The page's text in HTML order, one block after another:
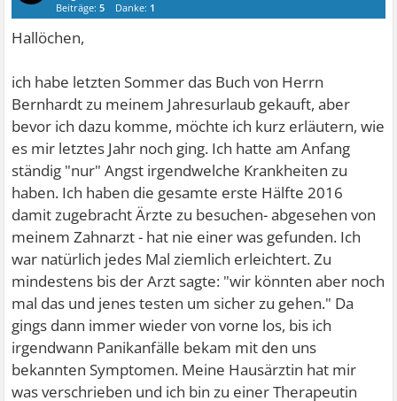
Beiträge:5 Danke: 1
Hallöchen,
ich habe letzten Sommer das Buch von Herrn
Bernhardt zu meinem Jahresurlaub gekauft, aber
bevor ich dazu komme, möchte ich kurz erläutern, wie
es mir letztes Jahr noch ging. Ich hatte am Anfang
ständig "nur" Angst irgendwelche Krankheiten zu
haben. Ich haben die gesamte erste Hälfte 2016
damit zugebracht Ärzte zu besuchen- abgesehen von
meinem Zahnarzt - hat nie einer was gefunden. Ich
war natürlich jedes Mal ziemlich erleichtert. Zu
mindestens bis der Arzt sagte: "wir könnten aber noch
mal das und jenes testen um sicher zu gehen." Da
gings dann immer wieder von vorne los, bis ich
irgendwann Panikanfälle bekam mit den uns
bekannten Symptomen. Meine Hausärztin hat mir
was verschrieben und ich bin zu einer Therapeutin